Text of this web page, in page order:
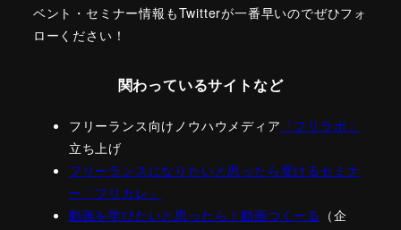
ベント・セミナー情報もTwitterが一番早いのでぜひフォ
ローください！
関わっているサイトなど
フリーランス向けノウハウメディア 「フリラボ」
立ち上げ
フリーランスになりたいと思ったら受けるセミナ
ー「フリカレ」
動画を学びたいと思ったら！動画つくーる （企